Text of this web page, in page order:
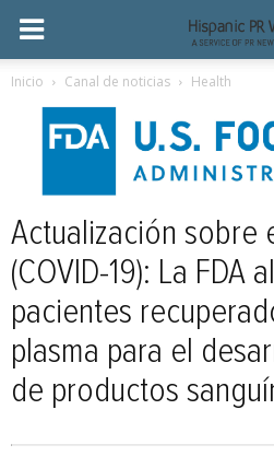
Inicio Canal de noticias Health
Actualización sobre
(COVID-19): La FDA
pacientes
plasma para el
de productos